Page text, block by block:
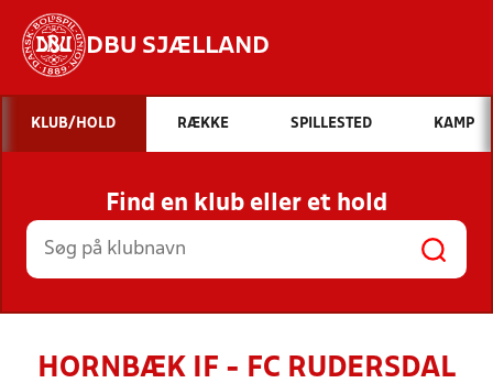
DBU SJÆLLAND
Hvad vil du søge efter?
INDHOLD OG NYHEDER
STILLINGER, RESULTATER, KLUBBER OG
HOLD
KLUB/HOLD RÆKKE SPILLESTED KAMP
Find en klub eller et hold
HORNBÆK IF - FC RUDERSDAL